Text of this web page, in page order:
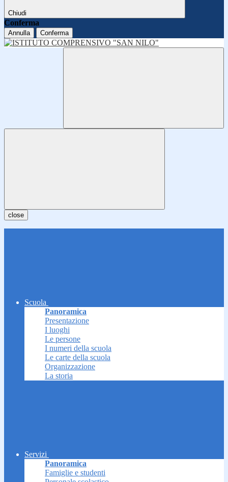
Chiudi
Conferma
Annulla Conferma
close
Scuola
Panoramica
Presentazione
I luoghi
Le persone
I numeri della scuola
Le carte della scuola
Organizzazione
La storia
Servizi
Panoramica
Famiglie e studenti